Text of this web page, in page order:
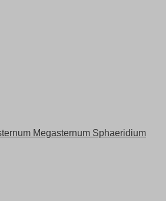
Megasternum Sphaeridium